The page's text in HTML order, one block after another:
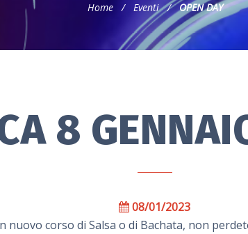
Home/ Eventi/OPEN DAY
8
08/01/2023
nuovo corso di Salsa o di Bachata, non